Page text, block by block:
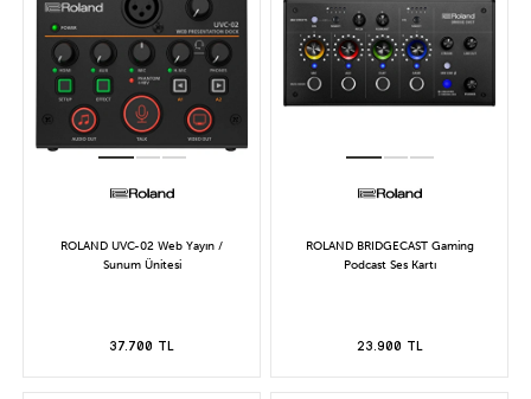
ROLAND UVC-02 Web Yayın /
Sunum Ünitesi
37.700 TL
ROLAND BRIDGECAST Gaming
Podcast Ses Kartı
23.900 TL